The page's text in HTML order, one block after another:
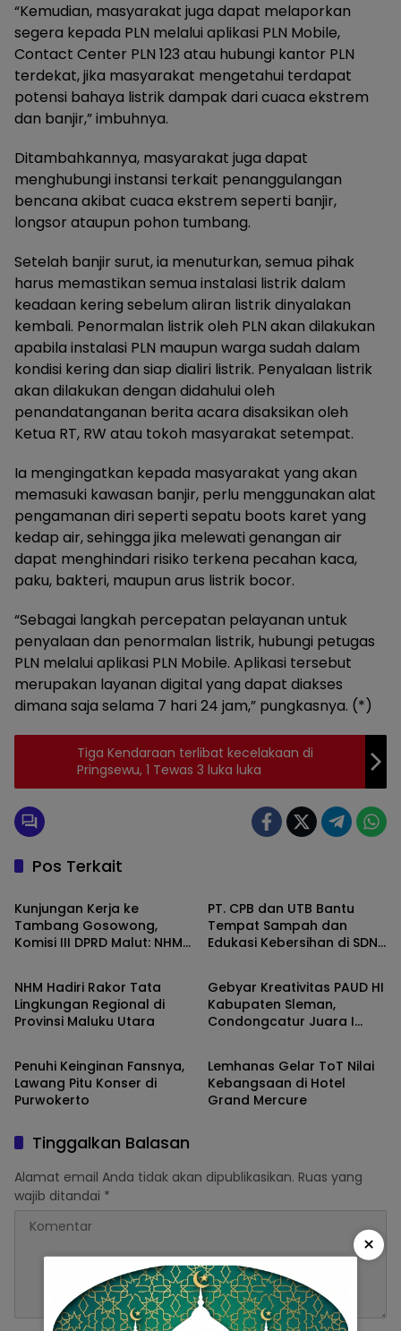
“Kemudian, masyarakat juga dapat melaporkan
segera kepada PLN melalui aplikasi PLN Mobile,
Contact Center PLN 123 atau hubungi kantor PLN
terdekat, jika masyarakat mengetahui terdapat
potensi bahaya listrik dampak dari cuaca ekstrem
dan banjir,” imbuhnya.
Ditambahkannya, masyarakat juga dapat
menghubungi instansi terkait penanggulangan
bencana akibat cuaca ekstrem seperti banjir,
longsor ataupun pohon tumbang.
Setelah banjir surut, ia menuturkan, semua pihak
harus memastikan semua instalasi listrik dalam
keadaan kering sebelum aliran listrik dinyalakan
kembali. Penormalan listrik oleh PLN akan dilakukan
apabila instalasi PLN maupun warga sudah dalam
kondisi kering dan siap dialiri listrik. Penyalaan listrik
akan dilakukan dengan didahului oleh
penandatanganan berita acara disaksikan oleh
Ketua RT, RW atau tokoh masyarakat setempat.
Ia mengingatkan kepada masyarakat yang akan
memasuki kawasan banjir, perlu menggunakan alat
pengamanan diri seperti sepatu boots karet yang
kedap air, sehingga jika melewati genangan air
dapat menghindari risiko terkena pecahan kaca,
paku, bakteri, maupun arus listrik bocor.
“Sebagai langkah percepatan pelayanan untuk
penyalaan dan penormalan listrik, hubungi petugas
PLN melalui aplikasi PLN Mobile. Aplikasi tersebut
merupakan layanan digital yang dapat diakses
dimana saja selama 7 hari 24 jam,” pungkasnya. (*)
Tiga Kendaraan terlibat kecelakaan di
Pringsewu, 1 Tewas 3 luka luka
Pos Terkait
Ekobis
Kunjungan Kerja ke
Tambang Gosowong,
Komisi III DPRD Malut: NHM
Bangkit dan Pulih
PT. CPB dan UTB Bantu
Tempat Sampah dan
Edukasi Kebersihan di SDN 1
Ekobis
NHM Hadiri Rakor Tata
Lingkungan Regional di
Provinsi Maluku Utara
Ekobis
Gebyar Kreativitas PAUD HI
Kabupaten Sleman,
Condongcatur Juara I
Ekobis
Penuhi Keinginan Fansnya,
Lawang Pitu Konser di
Purwokerto
Ekobis
Lemhanas Gelar ToT Nilai
Kebangsaan di Hotel
Grand Mercure
Tinggalkan Balasan
Alamat email Anda tidak akan dipublikasikan. Ruas yang
wajib ditandai *
×